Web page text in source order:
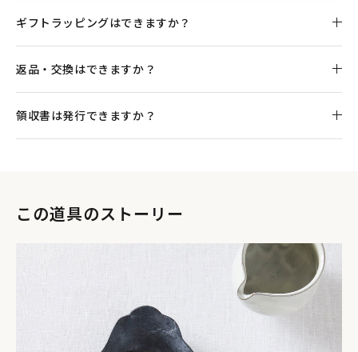
み込ませ、真ん中に生クリームをトッピングしたサバラン。冷
やして食べるとじゅわっと染み出るシロップが、口の中に広
がる幸福感のあるフランス菓子です。リムの立ち上がったオー
バルMに簡単に盛り付けるだけで、まるでフランスにトリップ
ギフトラッピングはできますか？
返品・交換はできますか？
領収書は発行できますか？
この道具のストーリー